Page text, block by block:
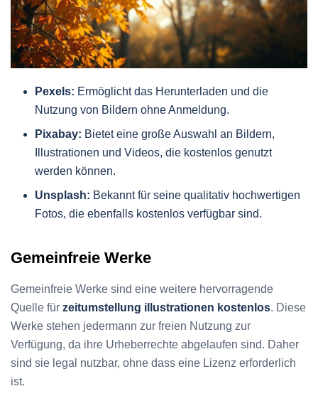
Pexels: Ermöglicht das Herunterladen und die
Nutzung von Bildern ohne Anmeldung.
Pixabay: Bietet eine große Auswahl an Bildern,
Illustrationen und Videos, die kostenlos genutzt
werden können.
Unsplash: Bekannt für seine qualitativ hochwertigen
Fotos, die ebenfalls kostenlos verfügbar sind.
Gemeinfreie Werke
Gemeinfreie Werke sind eine weitere hervorragende
Quelle für zeitumstellung illustrationen kostenlos. Diese
Werke stehen jedermann zur freien Nutzung zur
Verfügung, da ihre Urheberrechte abgelaufen sind. Daher
sind sie legal nutzbar, ohne dass eine Lizenz erforderlich
ist.